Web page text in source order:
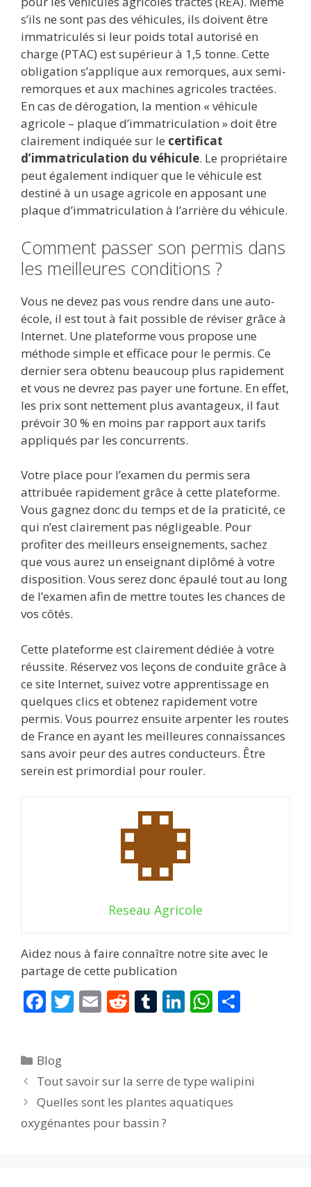
s’ils ne sont pas des véhicules, ils doivent être
immatriculés si leur poids total autorisé en
charge (PTAC) est supérieur à 1,5 tonne. Cette
obligation s’applique aux remorques, aux semi-
remorques et aux machines agricoles tractées.
En cas de dérogation, la mention « véhicule
agricole – plaque d’immatriculation » doit être
clairement indiquée sur le certificat
d’immatriculation du véhicule. Le propriétaire
peut également indiquer que le véhicule est
destiné à un usage agricole en apposant une
plaque d’immatriculation à l’arrière du véhicule.
Comment passer son permis dans
les meilleures conditions ?
Vous ne devez pas vous rendre dans une auto-
école, il est tout à fait possible de réviser grâce à
Internet. Une plateforme vous propose une
méthode simple et efficace pour le permis. Ce
dernier sera obtenu beaucoup plus rapidement
et vous ne devrez pas payer une fortune. En effet,
les prix sont nettement plus avantageux, il faut
prévoir 30 % en moins par rapport aux tarifs
appliqués par les concurrents.
Votre place pour l’examen du permis sera
attribuée rapidement grâce à cette plateforme.
Vous gagnez donc du temps et de la praticité, ce
qui n’est clairement pas négligeable. Pour
profiter des meilleurs enseignements, sachez
que vous aurez un enseignant diplômé à votre
disposition. Vous serez donc épaulé tout au long
de l’examen afin de mettre toutes les chances de
vos côtés.
Cette plateforme est clairement dédiée à votre
réussite. Réservez vos leçons de conduite grâce à
ce site Internet, suivez votre apprentissage en
quelques clics et obtenez rapidement votre
permis. Vous pourrez ensuite arpenter les routes
de France en ayant les meilleures connaissances
sans avoir peur des autres conducteurs. Être
serein est primordial pour rouler.
Reseau Agricole
Aidez nous à faire connaître notre site avec le
partage de cette publication
F
b
o
o
k
T E R
t
T
r
Li
dI
n
W
A
p
er
Catégories
Blog
Tout savoir sur la serre de type walipini
Quelles sont les plantes aquatiques
oxygénantes pour bassin ?